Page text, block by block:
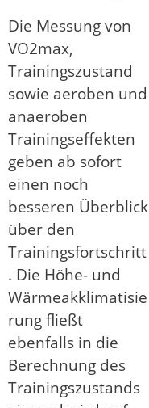
Die Messung von
VO2max,
Trainingszustand
sowie aeroben und
anaeroben
Trainingseffekten
geben ab sofort
einen noch
besseren Überblick
über den
Trainingsfortschritt
. Die Höhe- und
Wärmeakklimatisie
rung fließt
ebenfalls in die
Berechnung des
Trainingszustands